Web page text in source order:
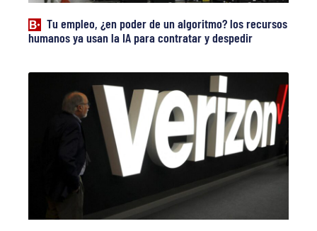
Tu empleo, ¿en poder de un algoritmo? los recursos
humanos ya usan la IA para contratar y despedir